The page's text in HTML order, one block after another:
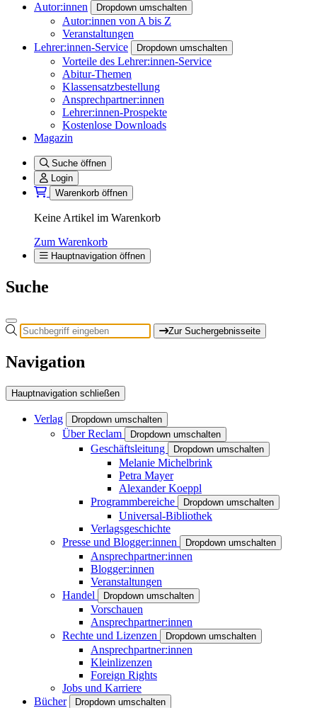
Autor:innen
Dropdown umschalten
Autor:innen von A bis Z
Veranstaltungen
Lehrer:innen-Service
Dropdown umschalten
Vorteile des Lehrer:innen-Service
Abitur-Themen
Klassensatzbestellung
Ansprechpartner:innen
Lehrer:innen-Prospekte
Kostenlose Downloads
Magazin
Suche öffnen
Login
Warenkorb öffnen
Keine Artikel im Warenkorb
Zum Warenkorb
Hauptnavigation öffnen
Suche
Zur Suchergebnisseite
Navigation
Hauptnavigation schließen
Verlag Dropdown umschalten
Über Reclam Dropdown umschalten
Geschäftsleitung Dropdown umschalten
Melanie Michelbrink
Petra Mayer
Alexander Koeppl
Programmbereiche
Dropdown umschalten
Universal-Bibliothek
Verlagsgeschichte
Presse und Blogger:innen
Dropdown umschalten
Ansprechpartner:innen
Blogger:innen
Veranstaltungen
Handel
Dropdown umschalten
Vorschauen
Ansprechpartner:innen
Rechte und Lizenzen
Dropdown umschalten
Ansprechpartner:innen
Kleinlizenzen
Foreign Rights
Jobs und Karriere
Bücher
Dropdown umschalten